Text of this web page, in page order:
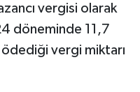
vergisi olarak
döneminde 11,7
vergi miktarı